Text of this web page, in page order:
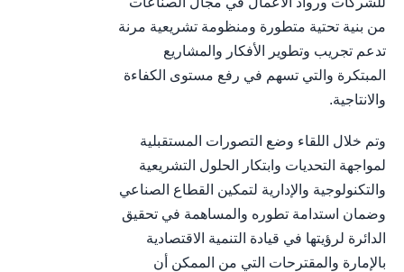
من بنية تحتية متطورة ومنظومة تشريعية مرنة
تدعم تجريب وتطوير الأفكار والمشاريع
المبتكرة والتي تسهم في رفع مستوى الكفاءة
والانتاجية.
وتم خلال اللقاء وضع التصورات المستقبلية
لمواجهة التحديات وابتكار الحلول التشريعية
والتكنولوجية والإدارية لتمكين القطاع الصناعي
وضمان استدامة تطوره والمساهمة في تحقيق
الدائرة لرؤيتها في قيادة التنمية الاقتصادية
بالإمارة والمقترحات التي من الممكن أن